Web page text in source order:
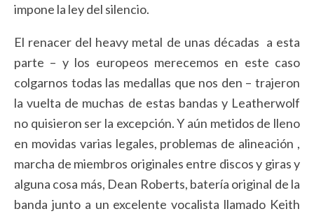
impone la ley del silencio.
El renacer del heavy metal de unas décadas a esta
parte – y los europeos merecemos en este caso
colgarnos todas las medallas que nos den – trajeron
la vuelta de muchas de estas bandas y Leatherwolf
no quisieron ser la excepción. Y aún metidos de lleno
en movidas varias legales, problemas de alineación ,
marcha de miembros originales entre discos y giras y
alguna cosa más, Dean Roberts, batería original de la
banda junto a un excelente vocalista llamado Keith